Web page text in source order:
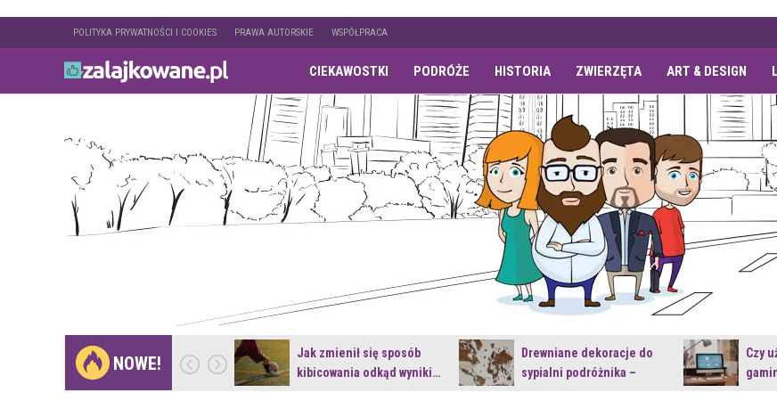
POLITYKA PRYWATNOŚCI I COOKIES PRAWA AUTORSKIE WSPÓŁPRACA
CIEKAWOSTKI PODRÓŻE HISTORIA ZWIERZĘTA ART & DESIGN
NOWE!
Gdzie pojechać na
weekend z naturą w…
Jak zmienił się sposób
kibicowania odkąd wyniki…
Drewniane dekoracje do
sypialni podróżnika –
Czy